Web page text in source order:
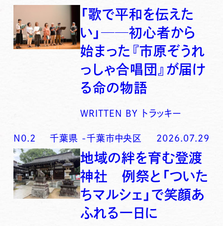
「歌で平和を伝えた
い」──初心者から
始まった『市原ぞうれ
っしゃ合唱団』が届け
る命の物語
WRITTEN BY トラッキー
N0. 2 千葉県 -千葉市中央区 2026.07.29
地域の絆を育む登渡
神社 例祭と「ついた
ちマルシェ」で笑顔あ
ふれる一日に